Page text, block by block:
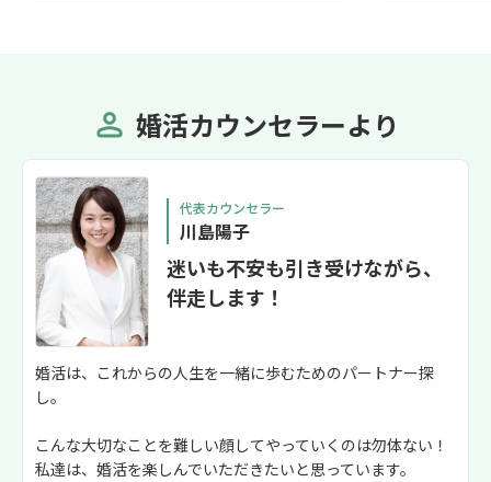
婚活カウンセラーより
代表カウンセラー
川島陽子
迷いも不安も引き受けながら、
伴走します！
婚活は、これからの人生を一緒に歩むためのパートナー探
し。
こんな大切なことを難しい顔してやっていくのは勿体ない！
私達は、婚活を楽しんでいただきたいと思っています。